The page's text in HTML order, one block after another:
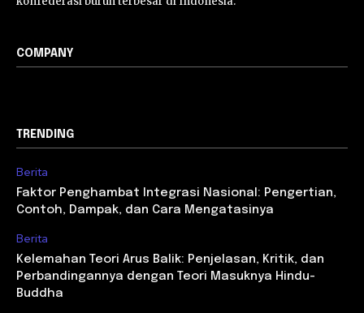
COMPANY
TRENDING
Berita
Faktor Penghambat Integrasi Nasional: Pengertian,
Contoh, Dampak, dan Cara Mengatasinya
Berita
Kelemahan Teori Arus Balik: Penjelasan, Kritik, dan
Perbandingannya dengan Teori Masuknya Hindu-
Buddha